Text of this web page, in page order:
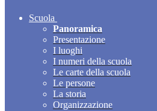
Scuola
Panoramica
Presentazione
I luoghi
I numeri della scuola
Le carte della scuola
Le persone
La storia
Organizzazione